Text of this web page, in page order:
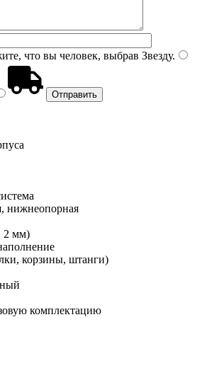
что вы человек, выбрав Звезду.
нижнеопорная
2 мм)
корзины, штанги)
комплектацию